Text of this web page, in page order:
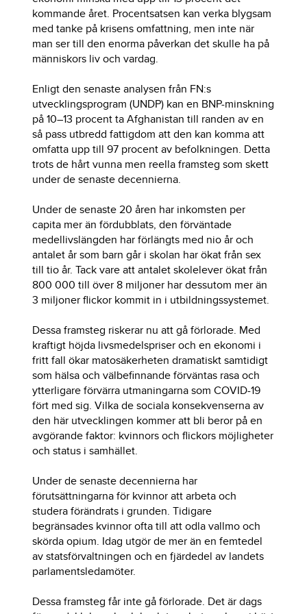
kommande året. Procentsatsen kan verka blygsam
med tanke på krisens omfattning, men inte när
man ser till den enorma påverkan det skulle ha på
människors liv och vardag.
Enligt den senaste analysen från FN:s
utvecklingsprogram (UNDP) kan en BNP-minskning
på 10–13 procent ta Afghanistan till randen av en
så pass utbredd fattigdom att den kan komma att
omfatta upp till 97 procent av befolkningen. Detta
trots de hårt vunna men reella framsteg som skett
under de senaste decennierna.
Under de senaste 20 åren har inkomsten per
capita mer än fördubblats, den förväntade
medellivslängden har förlängts med nio år och
antalet år som barn går i skolan har ökat från sex
till tio år. Tack vare att antalet skolelever ökat från
800 000 till över 8 miljoner har dessutom mer än
3 miljoner flickor kommit in i utbildningssystemet.
Dessa framsteg riskerar nu att gå förlorade. Med
kraftigt höjda livsmedelspriser och en ekonomi i
fritt fall ökar matosäkerheten dramatiskt samtidigt
som hälsa och välbefinnande förväntas rasa och
ytterligare förvärra utmaningarna som COVID-19
fört med sig. Vilka de sociala konsekvenserna av
den här utvecklingen kommer att bli beror på en
avgörande faktor: kvinnors och flickors möjligheter
och status i samhället.
Under de senaste decennierna har
förutsättningarna för kvinnor att arbeta och
studera förändrats i grunden. Tidigare
begränsades kvinnor ofta till att odla vallmo och
skörda opium. Idag utgör de mer än en femtedel
av statsförvaltningen och en fjärdedel av landets
parlamentsledamöter.
Dessa framsteg får inte gå förlorade. Det är dags